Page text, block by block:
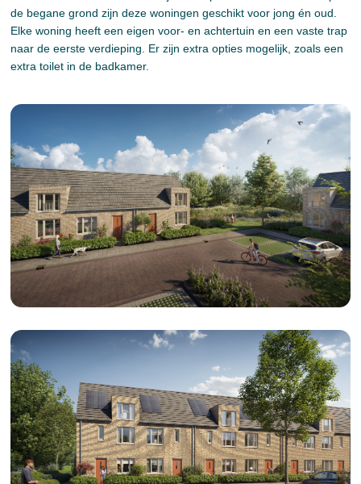
de begane grond zijn deze woningen geschikt voor jong én oud.
Elke woning heeft een eigen voor- en achtertuin en een vaste trap
naar de eerste verdieping. Er zijn extra opties mogelijk, zoals een
extra toilet in de badkamer.